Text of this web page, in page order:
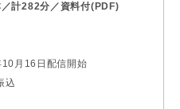
／計282分／資料付(PDF)
月16日配信開始
込